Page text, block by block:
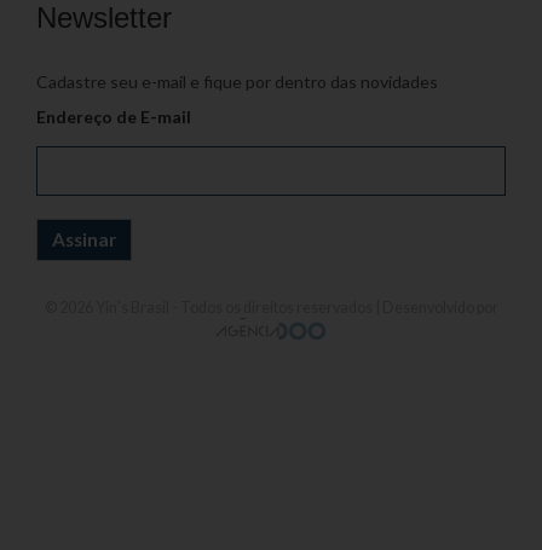
Newsletter
Cadastre seu e-mail e fique por dentro das novidades
Endereço de E-mail